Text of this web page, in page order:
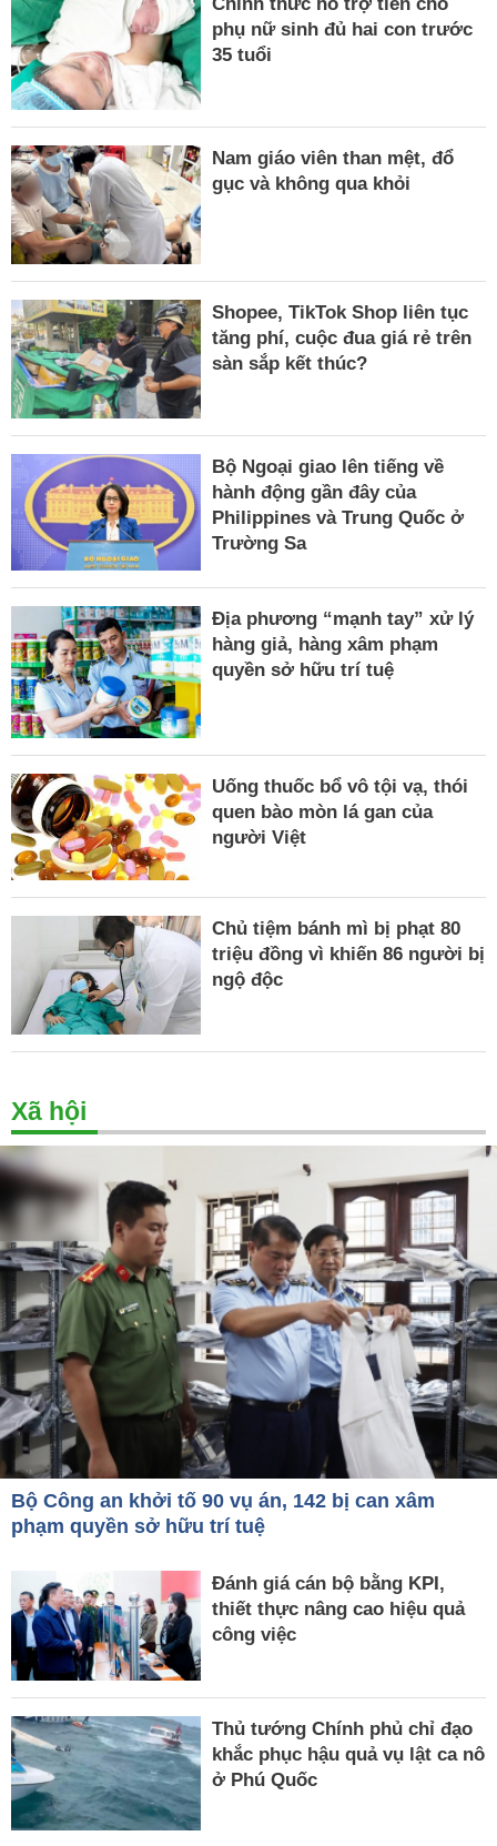
phụ nữ sinh đủ hai con trước
35 tuổi
Nam giáo viên than mệt, đổ
gục và không qua khỏi
Shopee, TikTok Shop liên tục
tăng phí, cuộc đua giá rẻ trên
sàn sắp kết thúc?
Bộ Ngoại giao lên tiếng về
hành động gần đây của
Philippines và Trung Quốc ở
Trường Sa
Địa phương “mạnh tay” xử lý
hàng giả, hàng xâm phạm
quyền sở hữu trí tuệ
Uống thuốc bổ vô tội vạ, thói
quen bào mòn lá gan của
người Việt
Chủ tiệm bánh mì bị phạt 80
triệu đồng vì khiến 86 người bị
ngộ độc
Xã hội
Bộ Công an khởi tố 90 vụ án, 142 bị can xâm
phạm quyền sở hữu trí tuệ
Đánh giá cán bộ bằng KPI,
thiết thực nâng cao hiệu quả
công việc
Thủ tướng Chính phủ chỉ đạo
khắc phục hậu quả vụ lật ca nô
ở Phú Quốc